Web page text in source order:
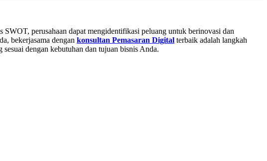
perusahaan dapat mengidentifikasi peluang untuk berinovasi dan
bekerjasama dengan konsultan Pemasaran Digital terbaik adalah langkah
dengan kebutuhan dan tujuan bisnis Anda.